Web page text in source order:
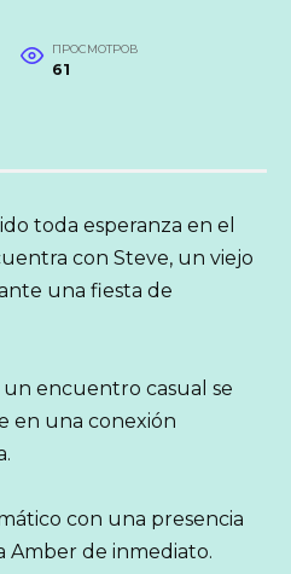
ПРОСМОТРОВ
61
toda esperanza en el
con Steve, un viejo
una fiesta de
encuentro casual se
en una conexión
con una presencia
Amber de inmediato.